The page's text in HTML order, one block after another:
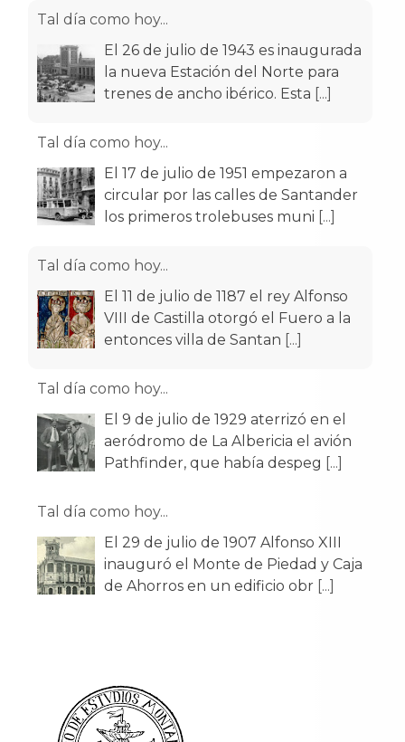
Tal día como hoy...
El 26 de julio de 1943 es inaugurada
la nueva Estación del Norte para
trenes de ancho ibérico. Esta [...]
Tal día como hoy...
El 17 de julio de 1951 empezaron a
circular por las calles de Santander
los primeros trolebuses muni [...]
Tal día como hoy...
El 11 de julio de 1187 el rey Alfonso
VIII de Castilla otorgó el Fuero a la
entonces villa de Santan [...]
Tal día como hoy...
El 9 de julio de 1929 aterrizó en el
aeródromo de La Albericia el avión
Pathfinder, que había despeg
[...]
Tal día como hoy...
El 29 de julio de 1907 Alfonso XIII
inauguró el Monte de Piedad y Caja
de Ahorros en un edificio obr [...]